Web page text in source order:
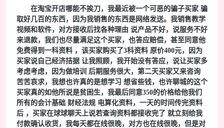
在淘宝开店哪能不挨刀，我最近被一个可恶的骗子买家 骗
取好几百的东西，因为我销售的东西是网络发送。我销售教学
视频和软件，对方接收后找各种理由 说产品不好，说服务不好
来退款，我们也尽量满足这个买家，也答应赔偿，甚至同意他
免费得到一科资料 ，该买家购买了3科资料 原价400元，因为
买家说自己经济拮据 让我照顾，我开始没有答应，说让买家多
考虑考虑，因为做培训 后期服务很大，第二天买家又来咨询
苦苦哀求，我想也许真的是想学习 想省些钱，也许聊城的这个
买家真的如他所说是贫困生，我最后同意350的价格给他我们
所有的会计基础 财经法规 电算化资料，一天的时间传完资料
后 ，买家在球球聊天上说若查询资料都接收完了 就立刻给我
付款确认收货，我每天都在线很晚，对方也在线很晚，但是对